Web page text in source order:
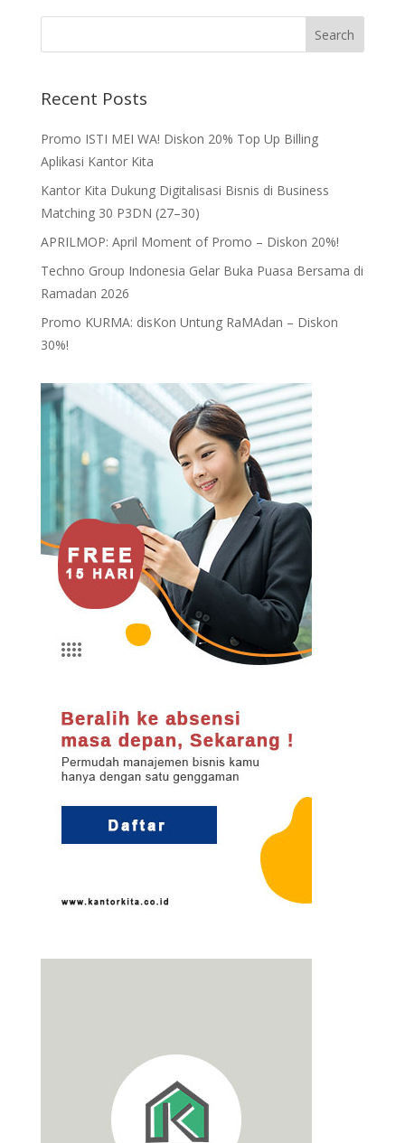
Recent Posts
Promo ISTI MEI WA! Diskon 20% Top Up Billing
Aplikasi Kantor Kita
Kantor Kita Dukung Digitalisasi Bisnis di Business
Matching 30 P3DN (27–30)
APRILMOP: April Moment of Promo – Diskon 20%!
Techno Group Indonesia Gelar Buka Puasa Bersama di
Ramadan 2026
Promo KURMA: disKon Untung RaMAdan – Diskon
30%!